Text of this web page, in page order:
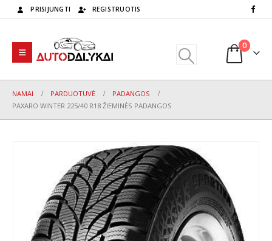
PRISIJUNGTI REGISTRUOTIS
0
NAMAI PARDUOTUVĖ
PADANGOS
PAXARO WINTER 225/40 R18 ŽIEMINĖS PADANGOS